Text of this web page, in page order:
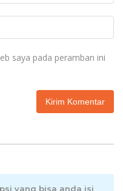
saya pada peramban ini
yang bisa anda isi